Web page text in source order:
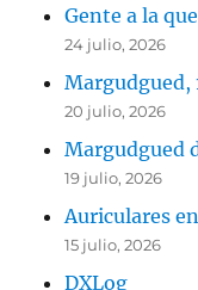
Gente a la
24 julio, 2026
Margudgued,
20 julio, 2026
Margudgued
19 julio, 2026
Auriculares
15 julio, 2026
DXLog